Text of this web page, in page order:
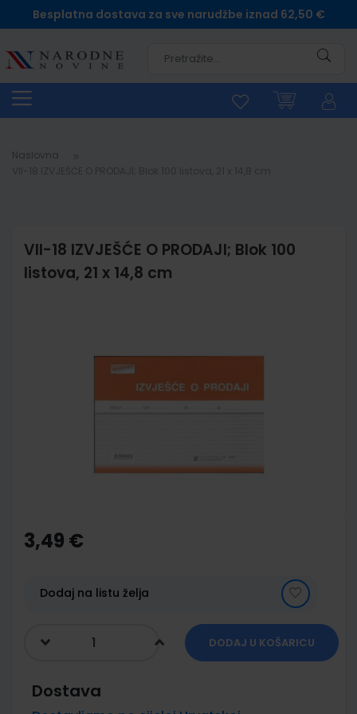
Besplatna dostava za sve narudžbe iznad 62,50 €
Naslovna
VII-18 IZVJEŠĆE O PRODAJI; Blok 100
listova, 21 x 14,8 cm
the
beginning
gallery
3,49 €
Dodaj na listu želja
DODAJ U KOŠARICU
Dostava